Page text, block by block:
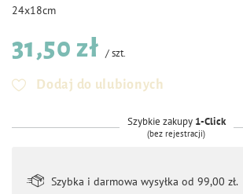
24x18cm
31,50 zł /szt.
Dodaj do ulubionych
Szybkie zakupy 1-Click
(bez rejestracji)
Szybka i darmowa wysyłka od 99,00 zł.